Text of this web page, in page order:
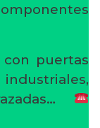
puertas